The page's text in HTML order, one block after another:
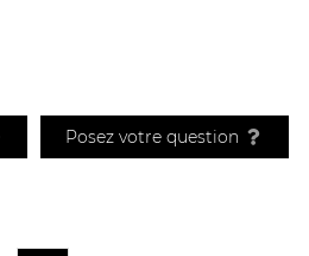
Posez votre question